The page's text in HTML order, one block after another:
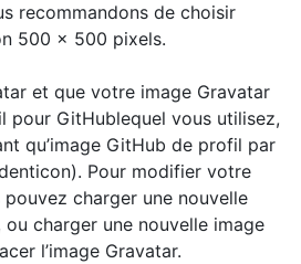
recommandons de choisir
500 x 500 pixels.
et que votre image Gravatar
pour GitHublequel vous utilisez,
qu’image GitHub de profil par
Pour modifier votre
charger une nouvelle
ou charger une nouvelle image
l’image Gravatar.